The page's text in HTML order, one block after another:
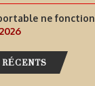
ne